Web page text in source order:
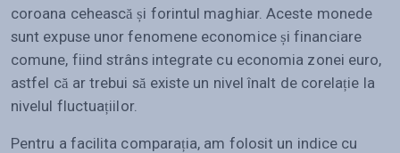
coroana cehească și forintul maghiar. Aceste monede
sunt expuse unor fenomene economice și financiare
comune, fiind strâns integrate cu economia zonei euro,
astfel că ar trebui să existe un nivel înalt de corelație la
nivelul fluctuațiilor.
Pentru a facilita comparația, am folosit un indice cu